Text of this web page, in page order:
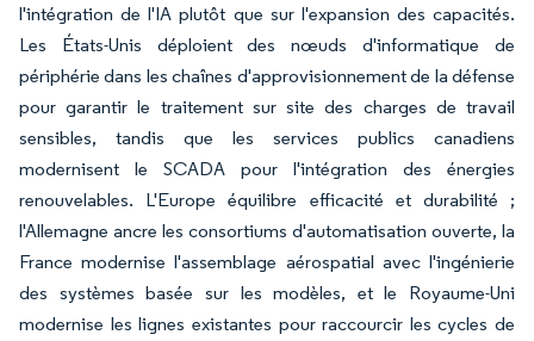
l'intégration de l'IA plutôt que sur l'expansion des capacités.
Les États-Unis déploient des nœuds d'informatique de
périphérie dans les chaînes d'approvisionnement de la défense
pour garantir le traitement sur site des charges de travail
sensibles, tandis que les services publics canadiens
modernisent le SCADA pour l'intégration des énergies
renouvelables. L'Europe équilibre efficacité et durabilité ;
l'Allemagne ancre les consortiums d'automatisation ouverte, la
France modernise l'assemblage aérospatial avec l'ingénierie
des systèmes basée sur les modèles, et le Royaume-Uni
modernise les lignes existantes pour raccourcir les cycles de